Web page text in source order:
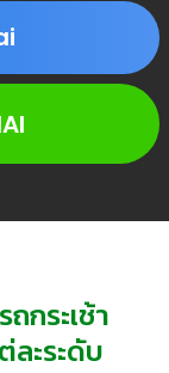
กระเช้า
ะระดับ